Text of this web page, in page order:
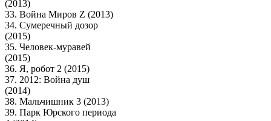
(2013)
33. Война Миров Z (2013)
34. Сумеречный дозор
(2015)
35. Человек-муравей
(2015)
36. Я, робот 2 (2015)
37. 2012: Война душ
(2014)
38. Мальчишник 3 (2013)
39. Парк Юрского периода